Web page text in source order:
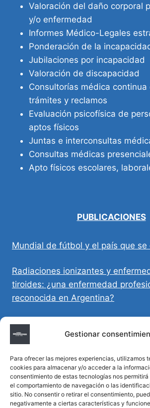
Gestionar
Para ofrecer las mejores experiencias, utilizamos
cookies para almacenar y/o acceder a la
consentimiento de estas tecnologías nos
el comportamiento de navegación o las
sitio. No consentir o retirar el consentimiento,
negativamente a ciertas características y
Valoración del daño corporal
y/o enfermedad
Informes Médico-Legales
Ponderación de la
Jubilaciones por incapacidad
Valoración de discapacidad
Consultorías médica continua
trámites y reclamos
Evaluación psicofísica de
aptos físicos
Juntas e interconsultas
Consultas médicas
Apto físicos escolares,
PUBLICACIONES
Mundial de fútbol y el país que se
Radiaciones ionizantes y
tiroides: ¿una enfermedad
reconocida en Argentina?
Directivas Médicas Anticipadas en
requisitos, registro y validez legal
Sumar vida a los años: decálogo
envejecimiento saludable
Determinación de la hora de